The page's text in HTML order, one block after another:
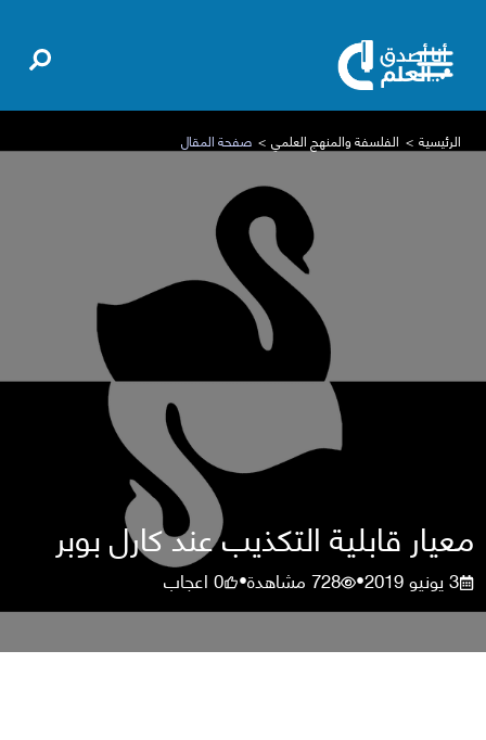
الرئيسية الفلسفة والمنهج العلمي صفحة المقال
معيار قابلية التكذيب عند كارل بوبر
3 يونيو 2019 •
728مشاهدة•
0اعجاب